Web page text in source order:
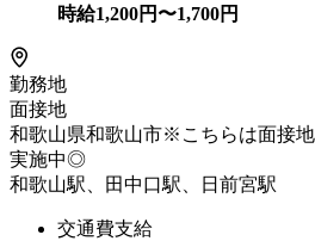
時給1,200円〜1,700円
勤務地
面接地
和歌山県和歌山市※こちらは面接
実施中◎
和歌山駅、田中口駅、日前宮駅
交通費支給